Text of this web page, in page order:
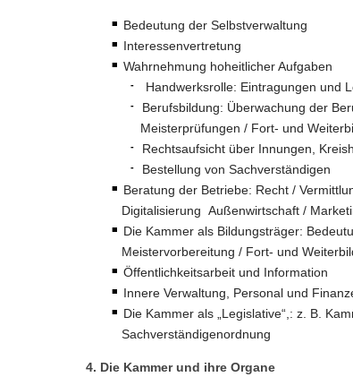
Bedeutung der Selbstverwaltung
Interessenvertretung
Wahrnehmung hoheitlicher Aufgaben
Handwerksrolle: Eintragungen und
Berufsbildung: Überwachung der
Meisterprüfungen / Fort- und
Rechtsaufsicht über Innungen,
Bestellung von Sachverständigen
Beratung der Betriebe: Recht /
Digitalisierung Außenwirtschaft /
Die Kammer als Bildungsträger:
Meistervorbereitung / Fort- und
Öffentlichkeitsarbeit und Information
Innere Verwaltung, Personal und
Die Kammer als „Legislative“,: z. B.
Sachverständigenordnung
4. Die Kammer und ihre Organe